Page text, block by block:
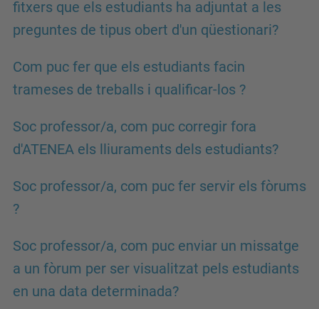
fitxers que els estudiants ha adjuntat a les
preguntes de tipus obert d'un qüestionari?
Com puc fer que els estudiants facin
trameses de treballs i qualificar-los ?
Soc professor/a, com puc corregir fora
d'ATENEA els lliuraments dels estudiants?
Soc professor/a, com puc fer servir els fòrums
?
Soc professor/a, com puc enviar un missatge
a un fòrum per ser visualitzat pels estudiants
en una data determinada?